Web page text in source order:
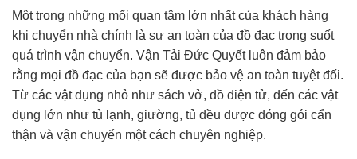
Một trong những mối quan tâm lớn nhất của khách hàng
khi chuyển nhà chính là sự an toàn của đồ đạc trong suốt
quá trình vận chuyển. Vận Tải Đức Quyết luôn đảm bảo
rằng mọi đồ đạc của bạn sẽ được bảo vệ an toàn tuyệt đối.
Từ các vật dụng nhỏ như sách vở, đồ điện tử, đến các vật
dụng lớn như tủ lạnh, giường, tủ đều được đóng gói cẩn
thận và vận chuyển một cách chuyên nghiệp.